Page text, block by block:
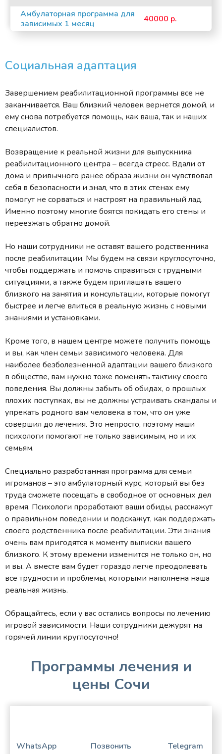
Амбулаторная программа для
зависимых 1 месяц
40000 р.
Социальная адаптация
Завершением реабилитационной программы все не
заканчивается. Ваш близкий человек вернется домой, и
ему снова потребуется помощь, как ваша, так и наших
специалистов.
Возвращение к реальной жизни для выпускника
реабилитационного центра – всегда стресс. Вдали от
дома и привычного ранее образа жизни он чувствовал
себя в безопасности и знал, что в этих стенах ему
помогут не сорваться и настроят на правильный лад.
Именно поэтому многие боятся покидать его стены и
переезжать обратно домой.
Но наши сотрудники не оставят вашего родственника
после реабилитации. Мы будем на связи круглосуточно,
чтобы поддержать и помочь справиться с трудными
ситуациями, а также будем приглашать вашего
близкого на занятия и консультации, которые помогут
быстрее и легче влиться в реальную жизнь с новыми
знаниями и установками.
Кроме того, в нашем центре можете получить помощь
и вы, как член семьи зависимого человека. Для
наиболее безболезненной адаптации вашего близкого
в обществе, вам нужно тоже поменять тактику своего
поведения. Вы должны забыть об обидах, о прошлых
плохих поступках, вы не должны устраивать скандалы и
упрекать родного вам человека в том, что он уже
совершил до лечения. Это непросто, поэтому наши
психологи помогают не только зависимым, но и их
семьям.
Специально разработанная программа для семьи
игроманов – это амбулаторный курс, который вы без
труда сможете посещать в свободное от основных дел
время. Психологи проработают ваши обиды, расскажут
о правильном поведении и подскажут, как поддержать
своего родственника после реабилитации. Эти знания
очень вам пригодятся к моменту выписки вашего
близкого. К этому времени изменится не только он, но
и вы. А вместе вам будет гораздо легче преодолевать
все трудности и проблемы, которыми наполнена наша
реальная жизнь.
Обращайтесь, если у вас остались вопросы по лечению
игровой зависимости. Наши сотрудники дежурят на
горячей линии круглосуточно!
Программы лечения и
цены Сочи
WhatsApp Позвонить Telegram